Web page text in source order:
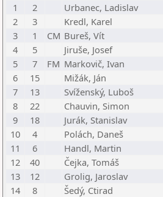
1
2 Urbanec, Ladislav
2
3 Kredl, Karel
3
1 CM Bureš, Vít
4
5 Jiruše, Josef
5
7 FM Markovič, Ivan
6
15 Mižák, Ján
7
13 Svíženský, Luboš
8
22 Chauvin, Simon
9
18 Jurák, Stanislav
10
4 Polách, Daneš
11
6 Handl, Martin
12
40 Čejka, Tomáš
13
12 Grolig, Jaroslav
14
8 Šedý, Ctirad